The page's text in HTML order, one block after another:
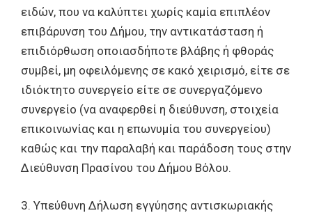
ειδών, που να καλύπτει χωρίς καμία επιπλέον
επιβάρυνση του Δήμου, την αντικατάσταση ή
επιδιόρθωση οποιασδήποτε βλάβης ή φθοράς
συμβεί, μη οφειλόμενης σε κακό χειρισμό, είτε σε
ιδιόκτητο συνεργείο είτε σε συνεργαζόμενο
συνεργείο (να αναφερθεί η διεύθυνση, στοιχεία
επικοινωνίας και η επωνυμία του συνεργείου)
καθώς και την παραλαβή και παράδοση τους στην
Διεύθυνση Πρασίνου του Δήμου Βόλου.
3. Υπεύθυνη Δήλωση εγγύησης αντισκωριακής